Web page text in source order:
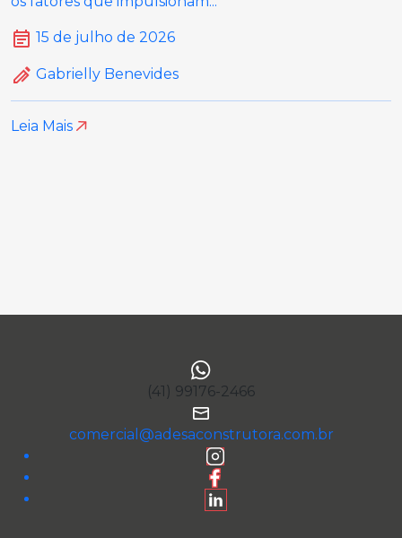
15 de julho de 2026
Gabrielly Benevides
Leia Mais
(41) 99176-2466
comercial@adesaconstrutora.com.br